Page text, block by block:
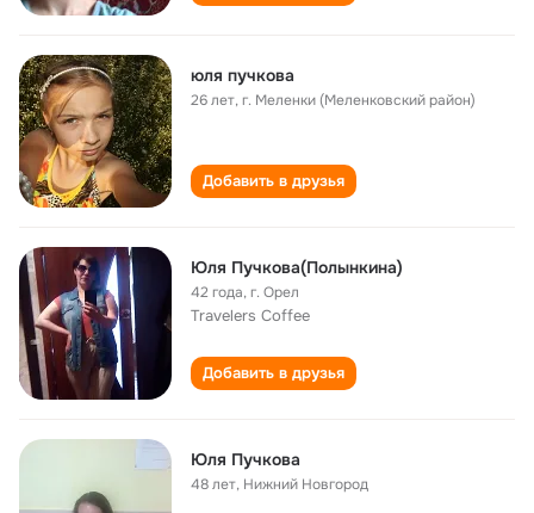
юля пучкова
26 лет,г. Меленки (Меленковский район)
Добавить в друзья
Юля Пучкова(Полынкина)
42 года,г. Орел
Travelers Coffee
Добавить в друзья
Юля Пучкова
48 лет, Нижний Новгород